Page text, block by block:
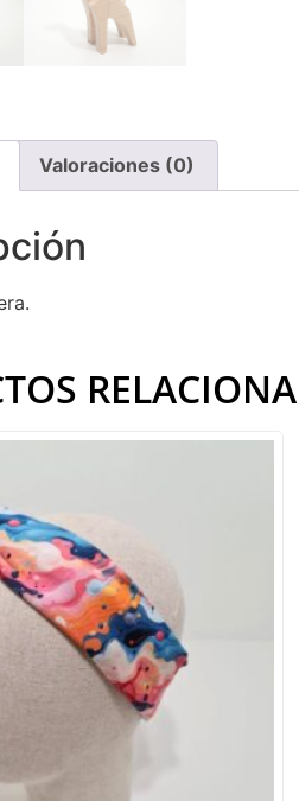
Valoraciones (0)